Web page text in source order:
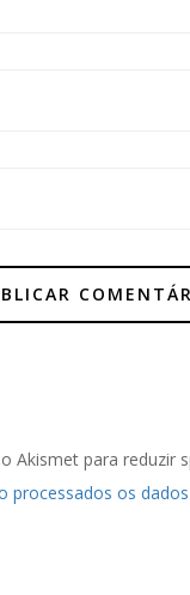
Akismet para reduzir
processados os